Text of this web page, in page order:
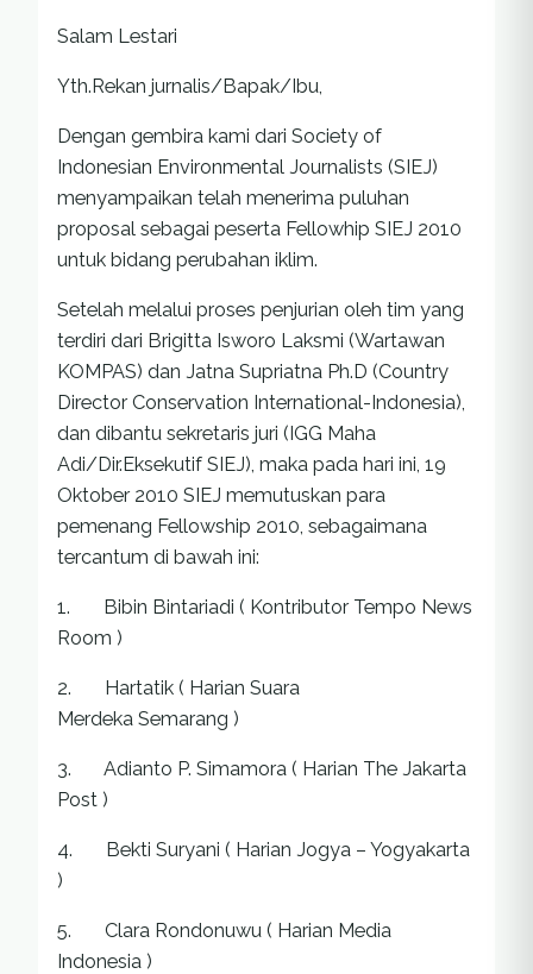
Salam Lestari
Yth.Rekan jurnalis/Bapak/Ibu,
Dengan gembira kami dari Society of
Indonesian Environmental Journalists (SIEJ)
menyampaikan telah menerima puluhan
proposal sebagai peserta Fellowhip SIEJ 2010
untuk bidang perubahan iklim.
Setelah melalui proses penjurian oleh tim yang
terdiri dari Brigitta Isworo Laksmi (Wartawan
KOMPAS) dan Jatna Supriatna Ph.D (Country
Director Conservation International-Indonesia),
dan dibantu sekretaris juri (IGG Maha
Adi/Dir.Eksekutif SIEJ), maka pada hari ini, 19
Oktober 2010 SIEJ memutuskan para
pemenang Fellowship 2010, sebagaimana
tercantum di bawah ini:
1. Bibin Bintariadi ( Kontributor Tempo News
Room )
2. Hartatik ( Harian Suara
Merdeka Semarang )
3. Adianto P. Simamora ( Harian The Jakarta
Post )
4. Bekti Suryani ( Harian Jogya – Yogyakarta
)
5. Clara Rondonuwu ( Harian Media
Indonesia )